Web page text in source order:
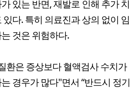
있는 반면, 재발로 인해 추가 치
다. 특히 의료진과 상의 없이 임
것은 위험하다.
환은 증상보다 혈액검사 수치가
경우가 많다"면서 “반드시 정기